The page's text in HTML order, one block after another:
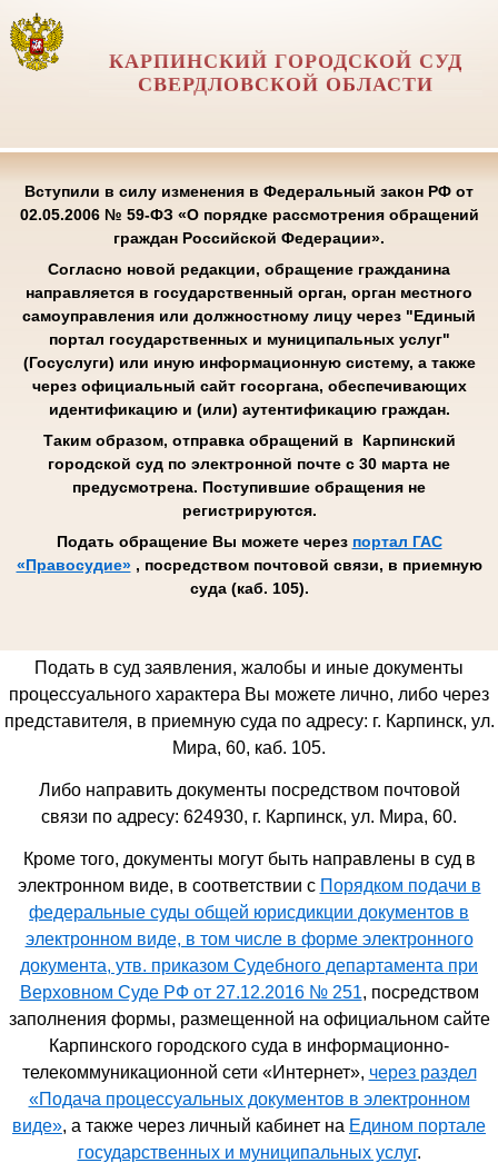
КАРПИНСКИЙ ГОРОДСКОЙ СУД
СВЕРДЛОВСКОЙ ОБЛАСТИ
Вступили в силу изменения в Федеральный закон РФ от
02.05.2006 № 59-ФЗ «О порядке рассмотрения обращений
граждан Российской Федерации».
Согласно новой редакции, обращение гражданина
направляется в государственный орган, орган местного
самоуправления или должностному лицу через "Единый
портал государственных и муниципальных услуг"
(Госуслуги) или иную информационную систему, а также
через официальный сайт госоргана, обеспечивающих
идентификацию и (или) аутентификацию граждан.
Таким образом, отправка обращений в Карпинский
городской суд по электронной почте с 30 марта не
предусмотрена. Поступившие обращения не
регистрируются.
Подать обращение Вы можете через портал ГАС
«Правосудие», посредством почтовой связи, в приемную
суда (каб. 105).
Подать в суд заявления, жалобы и иные документы
процессуального характера Вы можете лично, либо через
представителя, в приемную суда по адресу: г. Карпинск, ул.
Мира, 60, каб. 105.
Либо направить документы посредством почтовой
связи по адресу: 624930, г. Карпинск, ул. Мира, 60.
Кроме того, документы могут быть направлены в суд в
электронном виде, в соответствии с Порядком подачи в
федеральные суды общей юрисдикции документов в
электронном виде, в том числе в форме электронного
документа, утв. приказом Судебного департамента при
Верховном Суде РФ от 27.12.2016 № 251, посредством
заполнения формы, размещенной на официальном сайте
Карпинского городского суда в информационно-
телекоммуникационной сети «Интернет», через раздел
«Подача процессуальных документов в электронном
виде», а также через личный кабинет на Едином портале
государственных и муниципальных услуг.